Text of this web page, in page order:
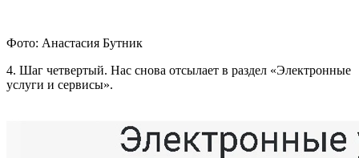
Фото: Анастасия Бутник
4. Шаг четвертый. Нас снова отсылает в раздел «Электронные
услуги и сервисы».